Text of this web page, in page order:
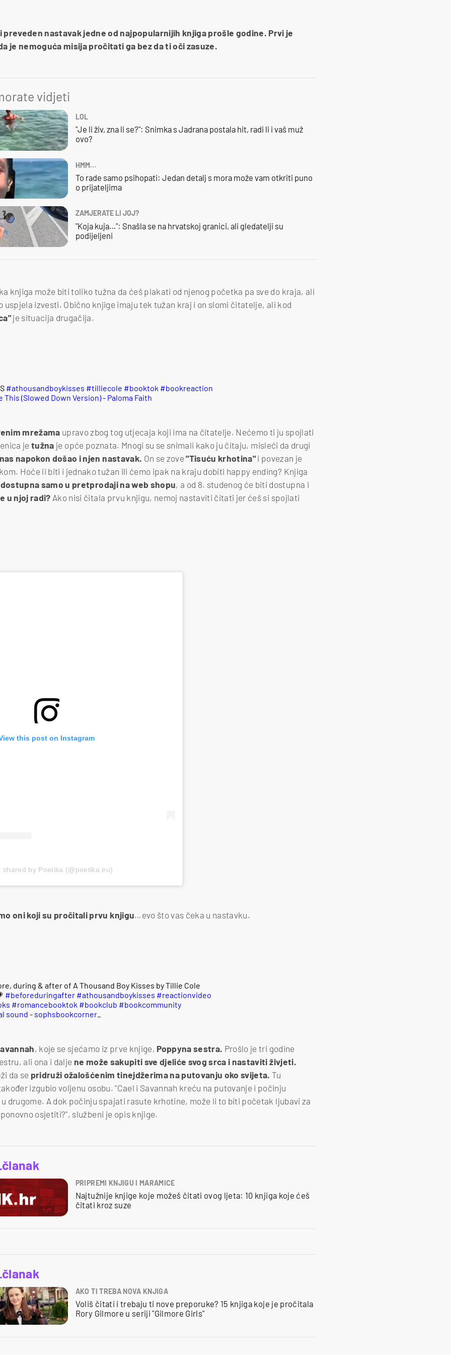
preveden nastavak jedne od najpopularnijih knjiga prošle godine. Prvi je
je nemoguća misija pročitati ga bez da ti oči zasuze.
vidjeti
LOL
"Je li živ, zna li se?": Snimka s Jadrana postala hit, radi li i vaš muž
ovo?
HMM…
To rade samo psihopati: Jedan detalj s mora može vam otkriti puno
o prijateljima
ZAMJERATE LI JOJ?
"Koja kuja…": Snašla se na hrvatskoj granici, ali gledatelji su
podijeljeni
knjiga može biti toliko tužna da ćeš plakati od njenog početka pa sve do kraja, ali
uspjela izvesti. Obično knjige imaju tek tužan kraj i on slomi čitatelje, ali kod
je situacija drugačija.
#athousandboykisses #tilliecole #booktok #bookreaction
This (Slowed Down Version) - Paloma Faith
mrežama upravo zbog tog utjecaja koji ima na čitatelje. Nećemo ti ju spojlati
jetužna je opće poznata. Mnogi su se snimali kako ju čitaju, misleći da drugi
napokon došao i njen nastavak. On se zove"Tisuću krhotina" i povezan je
Hoće li biti i jednako tužan ili ćemo ipak na kraju dobiti happy ending? Knjiga
dostupna samo u pretprodaji na web shopu, a od 8. studenog će biti dostupna i
u njoj radi? Ako nisi čitala prvu knjigu, nemoj nastaviti čitati jer ćeš si spojlati
this post on Instagram
shared by Poetika (@poetika.eu)
oni koji su pročitali prvu knjigu…evo što vas čeka u nastavku.
during & after of A Thousand Boy Kisses by Tillie Cole
#beforeduringafter #athousandboykisses #reactionvideo
#romancebooktok #bookclub #bookcommunity
sound - sophsbookcorner_
, koje se sjećamo iz prve knjige, Poppyna sestra. Prošlo je tri godine
ali ona i dalje ne može sakupiti sve djeliće svog srca i nastaviti živjeti.
da se pridruži ožalošćenim tinejdžerima na putovanju oko svijeta. Tu
izgubio voljenu osobu. "Cael i Savannah kreću na putovanje i počinju
drugome. A dok počinju spajati rasute krhotine, može li to biti početak ljubavi za
osjetiti?", službeni je opis knjige.
PRIPREMI KNJIGU I MARAMICE
Najtužnije knjige koje možeš čitati ovog ljeta: 10 knjiga koje ćeš
čitati kroz suze
AKO TI TREBA NOVA KNJIGA
Voliš čitati i trebaju ti nove preporuke? 15 knjiga koje je pročitala
Rory Gilmore u seriji "Gilmore Girls"